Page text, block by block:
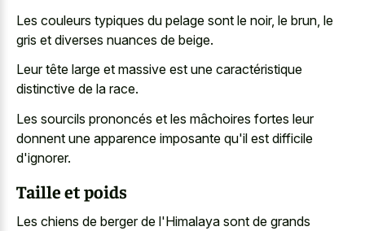
Les couleurs typiques du pelage sont le noir, le brun, le
gris et diverses nuances de beige.
Leur tête large et massive est une caractéristique
distinctive de la race.
Les sourcils prononcés et les mâchoires fortes leur
donnent une apparence imposante qu'il est difficile
d'ignorer.
Taille et poids
Les chiens de berger de l'Himalaya sont de grands